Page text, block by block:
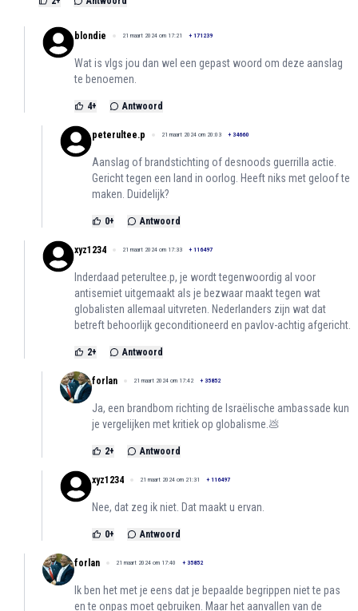
blondie 21 maart 2024 om 17:21 + 171239
Wat is vlgs jou dan wel een gepast woord om deze aanslag
te benoemen.
4+ Antwoord
peterultee.p 21 maart 2024 om 20:03 + 34660
Aanslag of brandstichting of desnoods guerrilla actie.
Gericht tegen een land in oorlog. Heeft niks met geloof te
maken. Duidelijk?
0+ Antwoord
xyz1234 21 maart 2024 om 17:33 + 116497
Inderdaad peterultee.p, je wordt tegenwoordig al voor
antisemiet uitgemaakt als je bezwaar maakt tegen wat
globalisten allemaal uitvreten. Nederlanders zijn wat dat
betreft behoorlijk geconditioneerd en pavlov-achtig afgericht.
2+ Antwoord
forlan 21 maart 2024 om 17:42 + 35852
Ja, een brandbom richting de Israëlische ambassade kun
je vergelijken met kritiek op globalisme.💩
2+ Antwoord
xyz1234 21 maart 2024 om 21:31 + 116497
Nee, dat zeg ik niet. Dat maakt u ervan.
0+ Antwoord
forlan 21 maart 2024 om 17:40 + 35852
Ik ben het met je eens dat je bepaalde begrippen niet te pas
en te onpas moet gebruiken. Maar het aanvallen van de